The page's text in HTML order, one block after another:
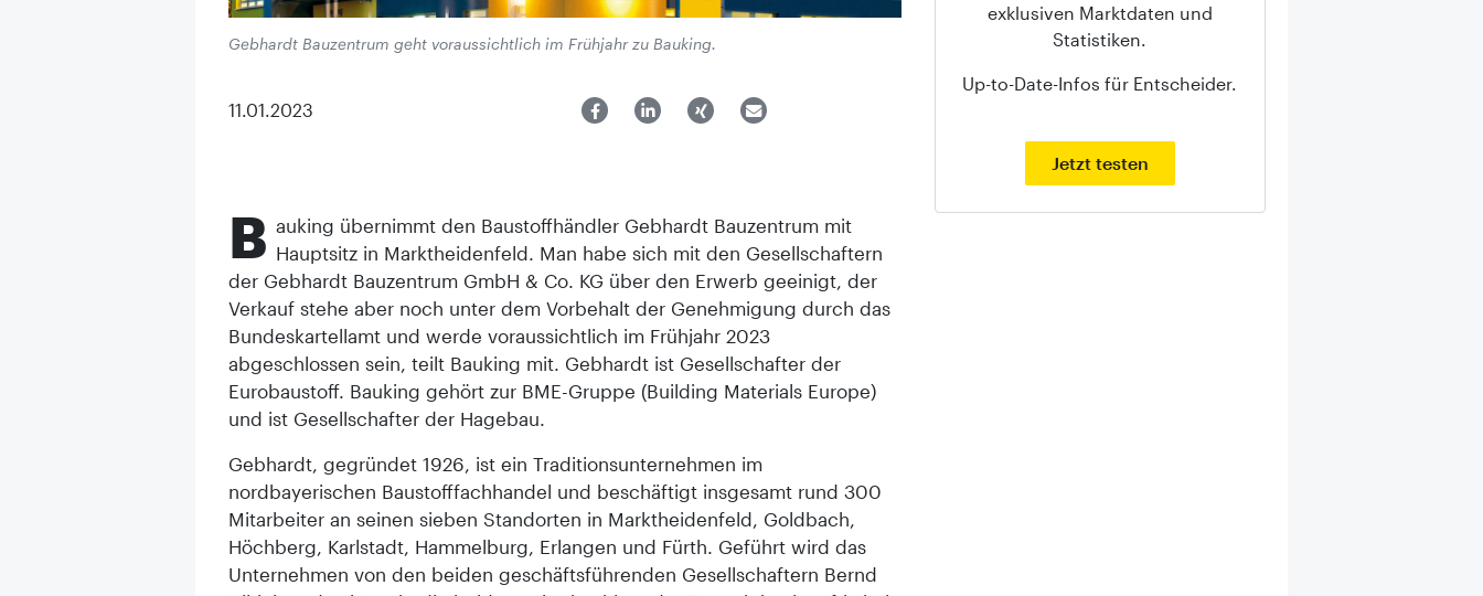
Gebhardt Bauzentrum geht voraussichtlich im Frühjahr zu Bauking.
11.01.2023
B auking übernimmt den Baustoffhändler Gebhardt Bauzentrum mit
Hauptsitz in Marktheidenfeld. Man habe sich mit den Gesellschaftern
der Gebhardt Bauzentrum GmbH & Co. KG über den Erwerb geeinigt, der
Verkauf stehe aber noch unter dem Vorbehalt der Genehmigung durch das
Bundeskartellamt und werde voraussichtlich im Frühjahr 2023
abgeschlossen sein, teilt Bauking mit. Gebhardt ist Gesellschafter der
Eurobaustoff. Bauking gehört zur BME-Gruppe (Building Materials Europe)
und ist Gesellschafter der Hagebau.
Gebhardt, gegründet 1926, ist ein Traditionsunternehmen im
nordbayerischen Baustofffachhandel und beschäftigt insgesamt rund 300
Mitarbeiter an seinen sieben Standorten in Marktheidenfeld, Goldbach,
Höchberg, Karlstadt, Hammelburg, Erlangen und Fürth. Geführt wird das
Unternehmen von den beiden geschäftsführenden Gesellschaftern Bernd
exklusiven Marktdaten und
Statistiken.
Up-to-Date-Infos für Entscheider.
Jetzt testen